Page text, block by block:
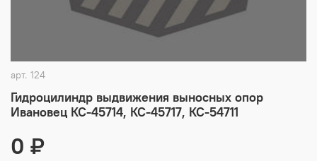
арт. 124
Гидроцилиндр выдвижения выносных опор
Ивановец КС-45714, КС-45717, КС-54711
0 ₽